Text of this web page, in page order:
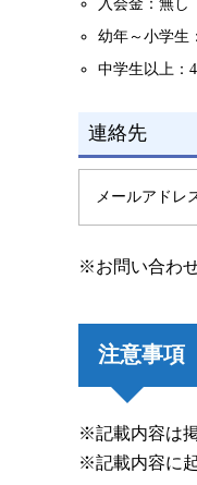
入会金：無し
幼年～小学生
中学生以上：
連絡先
メールアドレ
※お問い合わ
注意事項
※記載内容は
※記載内容に